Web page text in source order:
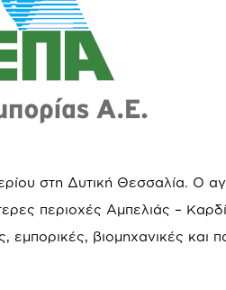
στη Δυτική Θεσσαλία. Ο
περιοχές Αμπελιάς –
βιομηχανικές και